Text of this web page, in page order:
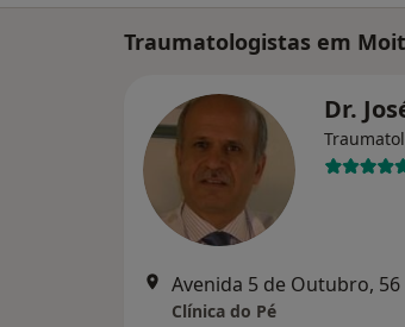
Traumatologistas em
Dr.
Avenida 5 de Outubro, 56
Clínica do Pé